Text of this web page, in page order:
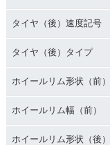
G SE・マイナーチェ
タイヤ（後）速度記号
タイヤ（後）タイプ
ホイールリム形状（前）
ホイールリム幅（前）
ホイールリム形状（後）